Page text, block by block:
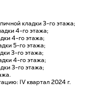
кладки 3-го этажа;
4-го этажа;
4-го этажа;
5-го этажа;
3-го этажа;
4-го этажа;
3-го этажа;
IV квартал 2024 г.